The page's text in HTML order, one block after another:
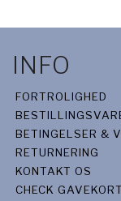
INFO
FORTROLIGHED
BETINGELSER &
RETURNERING
KONTAKT OS
CHECK